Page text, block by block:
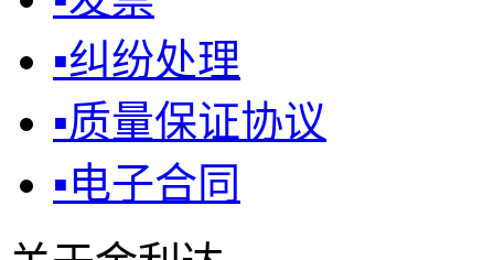
▪纠纷处理
▪质量保证协议
▪电子合同